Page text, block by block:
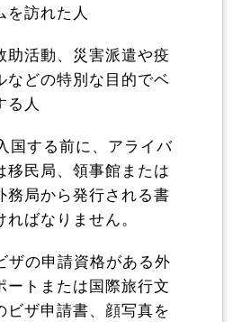
を訪れた人
助活動、災害派遣や疫
などの特別な目的でベ
る人
国する前に、アライバ
移民局、領事館または
務局から発行される書
ばなりません。
ザの申請資格がある外
ートまたは国際旅行文
ビザ申請書、顔写真を